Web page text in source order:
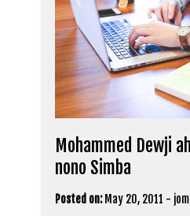
Mohammed Dewji
nono Simba
Posted on: May 20, 2011 -